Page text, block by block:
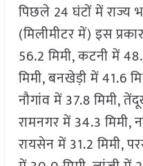
पिछले 24 घंटों में
(मिलीमीटर में) इस
56.2 मिमी, कटनी में
मिमी, बनखेड़ी में 41.6
नौगांव में 37.8 मिमी,
रामनगर में 34.3 मिमी,
रायसेन में 31.2 मिमी,